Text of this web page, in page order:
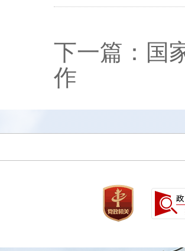
下一篇：国
作